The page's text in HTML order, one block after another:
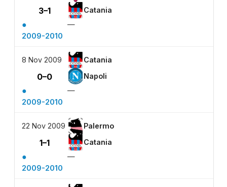
3–1 Catania
●
—
2009-2010
8 Nov 2009 Catania
0–0 Napoli
●
—
2009-2010
22 Nov 2009 Palermo
1–1 Catania
●
—
2009-2010